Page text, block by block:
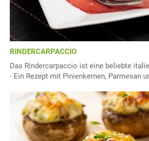
RINDERCARPACCIO
Das Rindercarpaccio ist eine beliebte
- Ein Rezept mit Pinienkernen, Parmesan